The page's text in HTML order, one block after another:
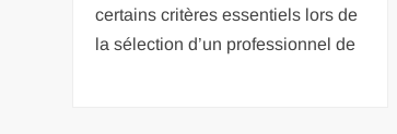
certains critères essentiels lors de
la sélection d’un professionnel de